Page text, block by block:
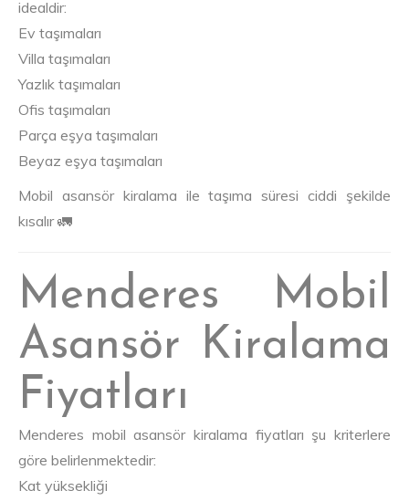
idealdir:
Ev taşımaları
Villa taşımaları
Yazlık taşımaları
Ofis taşımaları
Parça eşya taşımaları
Beyaz eşya taşımaları
Mobil asansör kiralama ile taşıma süresi ciddi şekilde
kısalır 🚛
Menderes Mobil
Asansör Kiralama
Fiyatları
Menderes mobil asansör kiralama fiyatları şu kriterlere
göre belirlenmektedir:
Kat yüksekliği